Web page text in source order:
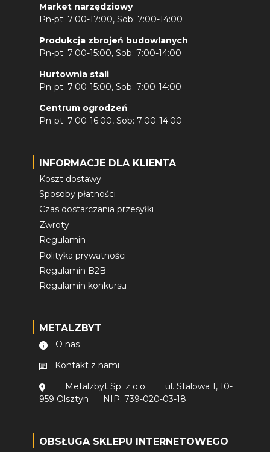
Market narzędziowy
Pn-pt: 7:00-17:00, Sob: 7:00-14:00
Produkcja zbrojeń budowlanych
Pn-pt: 7:00-15:00, Sob: 7:00-14:00
Hurtownia stali
Pn-pt: 7:00-15:00, Sob: 7:00-14:00
Centrum ogrodzeń
Pn-pt: 7:00-16:00, Sob: 7:00-14:00
INFORMACJE DLA KLIENTA
Koszt dostawy
Sposoby płatności
Czas dostarczania przesyłki
Zwroty
Regulamin
Polityka prywatności
Regulamin B2B
Regulamin konkursu
METALZBYT
O nas
Kontakt z nami
Metalzbyt Sp. z o.o
ul. Stalowa 1, 10-
959 Olsztyn
NIP: 739-020-03-18
OBSŁUGA SKLEPU INTERNETOWEGO